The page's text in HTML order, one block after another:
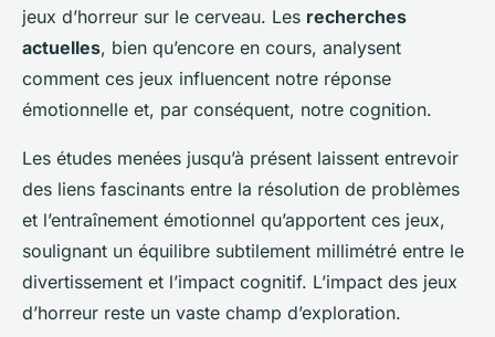
jeux d’horreur sur le cerveau. Les recherches
actuelles, bien qu’encore en cours, analysent
comment ces jeux influencent notre réponse
émotionnelle et, par conséquent, notre cognition.
Les études menées jusqu’à présent laissent entrevoir
des liens fascinants entre la résolution de problèmes
et l’entraînement émotionnel qu’apportent ces jeux,
soulignant un équilibre subtilement millimétré entre le
divertissement et l’impact cognitif. L’impact des jeux
d’horreur reste un vaste champ d’exploration.